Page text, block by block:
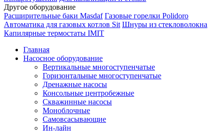
Другое оборудование
Расширительные баки Masdaf Газовые горелки Polidoro
Автоматика для газовых котлов Sit Шнуры из стекловолокна
Капилярные термостаты IMIT
Главная
Насосное оборудование
Вертикальные многоступенчатые
Горизонтальные многоступенчатые
Дренажные насосы
Консольные центробежные
Скважинные насосы
Моноблочные
Самовсасывающие
Ин-лайн